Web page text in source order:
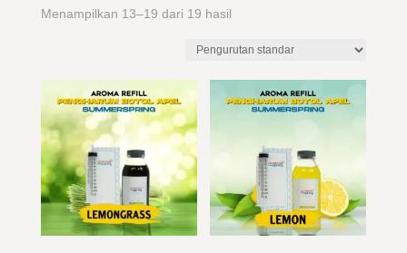
Menampilkan 13–19 dari 19 hasil